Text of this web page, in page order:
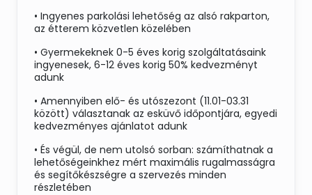
• Ingyenes parkolási lehetőség az alsó rakparton,
az étterem közvetlen közelében
• Gyermekeknek 0-5 éves korig szolgáltatásaink
ingyenesek, 6-12 éves korig 50% kedvezményt
adunk
• Amennyiben elő- és utószezont (11.01-03.31
között) választanak az esküvő időpontjára, egyedi
kedvezményes ajánlatot adunk
• És végül, de nem utolsó sorban: számíthatnak a
lehetőségeinkhez mért maximális rugalmasságra
és segítőkészségre a szervezés minden
részletében